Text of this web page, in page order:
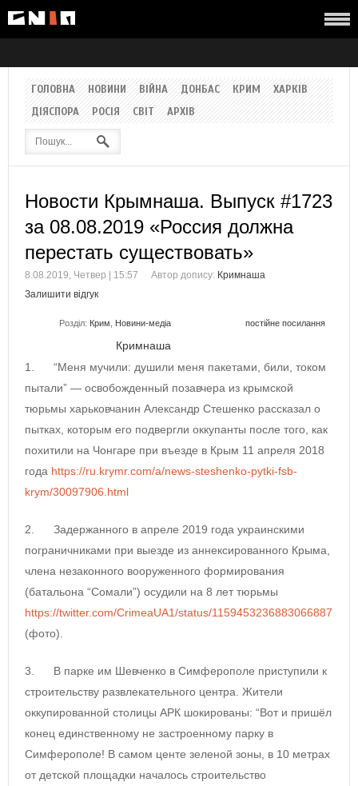
ГОЛОВНА НОВИНИ ВІЙНА ДОНБАС КРИМ
ХАРКІВ
ДІЯСПОРА
РОСІЯ СВІТ АРХІВ
Новости Крымнаша. Выпуск #1723
за 08.08.2019 «Россия должна
перестать существовать»
8.08.2019, Четвер | 15:57 Автор допису: Кримнаша
Залишити відгук
Розділ: Крим Новини-медіа постійне посилання
Кримнаша
1. “Меня мучили: душили меня пакетами, били, током
пытали” — освобожденный позавчера из крымской
тюрьмы харьковчанин Александр Стешенко рассказал о
пытках, которым его подвергли оккупанты после того, как
похитили на Чонгаре при въезде в Крым 11 апреля 2018
года https://ru.krymr.com/a/news-steshenko-pytki-fsb-
krym/30097906.html
2. Задержанного в апреле 2019 года украинскими
пограничниками при выезде из аннексированного Крыма,
члена незаконного вооруженного формирования
(батальона “Сомали”) осудили на 8 лет тюрьмы
https://twitter.com/CrimeaUA1/status/1159453236883066887
(фото).
3. В парке им Шевченко в Симферополе приступили к
строительству развлекательного центра. Жители
оккупированной столицы АРК шокированы: “Вот и пришёл
конец единственному не застроенному парку в
Симферополе! В самом центе зеленой зоны, в 10 метрах
от детской площадки началось строительство